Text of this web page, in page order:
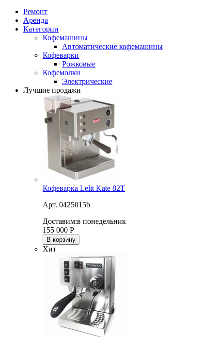
Ремонт
Аренда
Категории
Кофемашины
Автоматические кофемашины
Кофеварки
Рожковые
Кофемолки
Электрические
Лучшие продажи
Кофеварка Lelit Kate 82T
Арт. 0425015b
Доставим:в понедельник
155 000 Р
В корзину
Хит